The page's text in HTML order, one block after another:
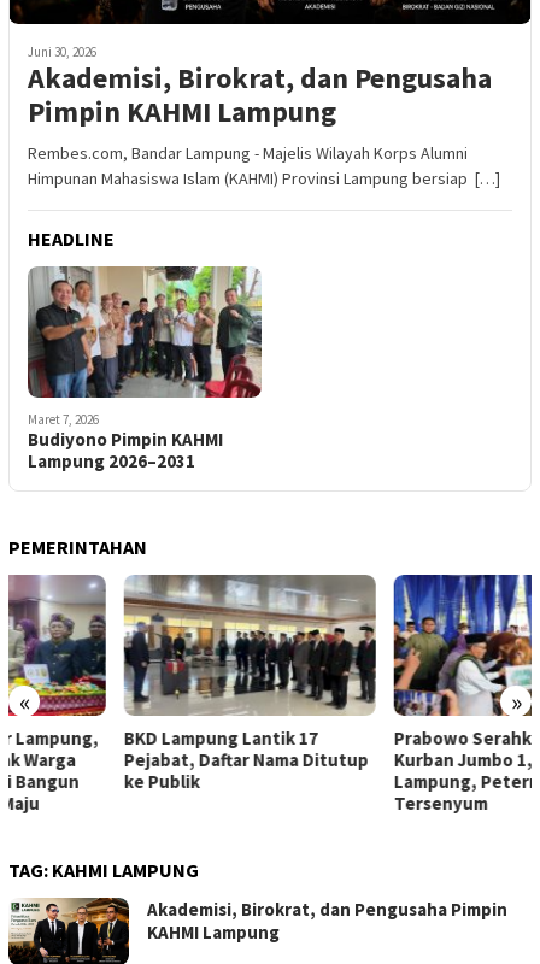
Juni 30, 2026
Akademisi, Birokrat, dan Pengusaha
Pimpin KAHMI Lampung
Rembes.com, Bandar Lampung - Majelis Wilayah Korps Alumni
Himpunan Mahasiswa Islam (KAHMI) Provinsi Lampung bersiap […]
HEADLINE
Maret 7, 2026
Budiyono Pimpin KAHMI
Lampung 2026–2031
PEMERINTAHAN
« »
BKD Lampung Lantik 17
Pejabat, Daftar Nama Ditutup
ke Publik
Prabowo Serahkan Sapi
Kurban Jumbo 1,3 Ton untuk
Lampung, Peternak Lokal Ikut
TAG: KAHMI LAMPUNG
Akademisi, Birokrat, dan Pengusaha Pimpin
KAHMI Lampung